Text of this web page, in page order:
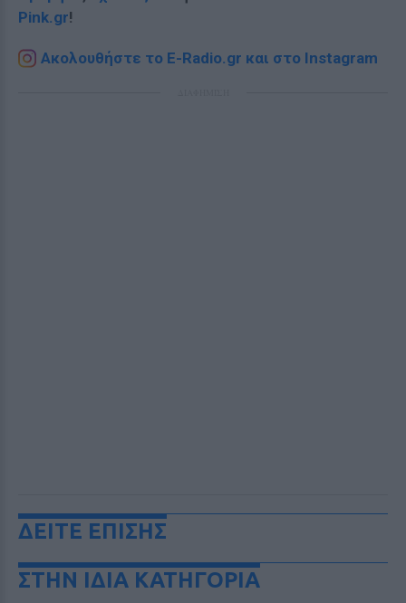
Pink.gr!
Ακολουθήστε το E-Radio.gr και στο Instagram
ΔΕΙΤΕ ΕΠΙΣΗΣ
ΣΤΗΝ ΙΔΙΑ ΚΑΤΗΓΟΡΙΑ